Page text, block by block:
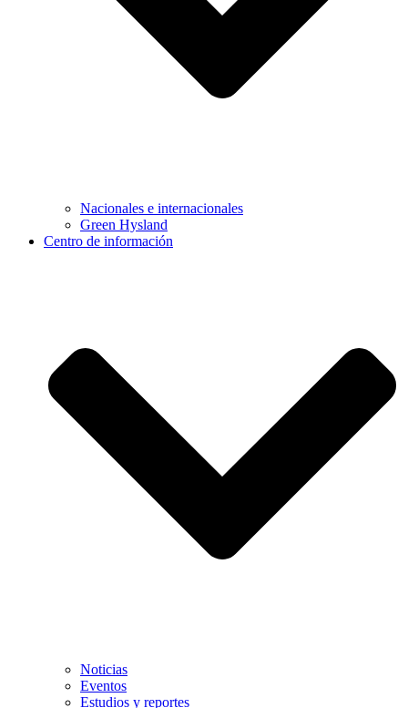
Nacionales e internacionales
Green Hysland
Centro de información
Noticias
Eventos
Estudios y reportes